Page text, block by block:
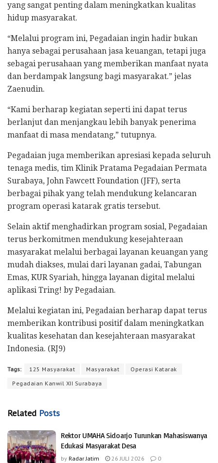
yang sangat penting dalam meningkatkan kualitas
hidup masyarakat.
“Melalui program ini, Pegadaian ingin hadir bukan
hanya sebagai perusahaan jasa keuangan, tetapi juga
sebagai perusahaan yang memberikan manfaat nyata
dan berdampak langsung bagi masyarakat.” jelas
Zaenudin.
“Kami berharap kegiatan seperti ini dapat terus
berlanjut dan menjangkau lebih banyak penerima
manfaat di masa mendatang,” tutupnya.
Pegadaian juga memberikan apresiasi kepada seluruh
tenaga medis, tim Klinik Pratama Pegadaian Permata
Surabaya, John Fawcett Foundation (JFF), serta
berbagai pihak yang telah mendukung kelancaran
program operasi katarak gratis tersebut.
Selain aktif menghadirkan program sosial, Pegadaian
terus berkomitmen mendukung kesejahteraan
masyarakat melalui berbagai layanan keuangan yang
mudah diakses, mulai dari layanan gadai, Tabungan
Emas, KUR Syariah, hingga layanan digital melalui
aplikasi Tring! by Pegadaian.
Melalui kegiatan ini, Pegadaian berharap dapat terus
memberikan kontribusi positif dalam meningkatkan
kualitas kesehatan dan kesejahteraan masyarakat
Indonesia. (RJ9)
Tags: 125 Masyarakat Masyarakat
Operasi Katarak
Pegadaian Kanwil XII Surabaya
Related Posts
Rektor UMAHA Sidoarjo Turunkan Mahasiswanya
Edukasi Masyarakat Desa
by Radar Jatim 26 JULI 2026 0